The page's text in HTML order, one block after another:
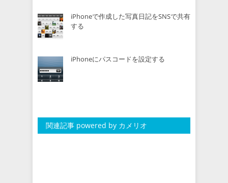
iPhoneで作成した写真日記をSNSで共有
する
iPhoneにパスコードを設定する
関連記事 powered by カメリオ